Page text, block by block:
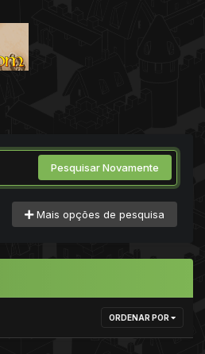
Pesquisar Novamente
Mais opções de pesquisa
ORDENAR POR